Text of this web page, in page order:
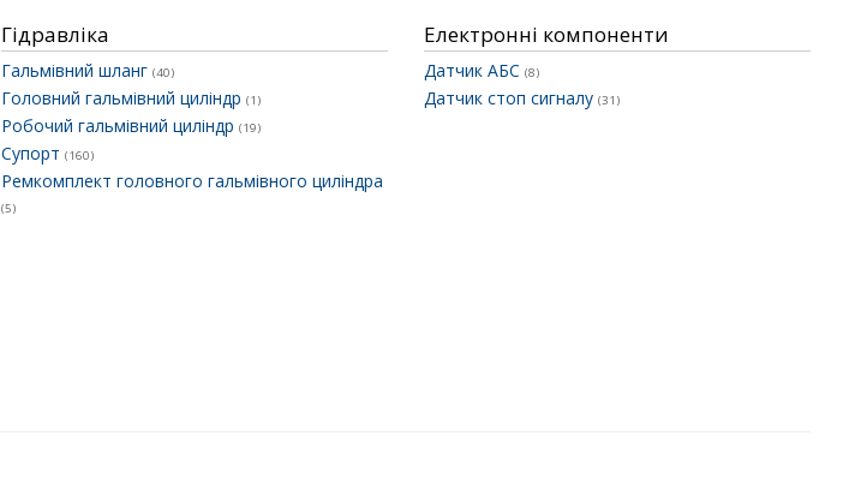
Гідравліка
Гальмівний шланг (40)
Головний гальмівний циліндр (1)
Робочий гальмівний циліндр (19)
Супорт (160)
Ремкомплект головного гальмівного циліндра
(5)
Електронні компоненти
Датчик АБС (8)
Датчик стоп сигналу (31)